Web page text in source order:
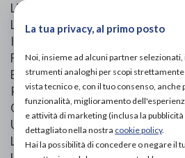
Light Vengono Utilizzati Come
La Terapia Decongestionante. I
Indossare Grazie Alla Fodera
Fissaggio). Le Chiusure A
Essere Regolate Dal Paziente
Personalizzato, Anche In Caso
Circonferenza Durante L Terapia.
Utilizzo Aumenta La Compliance
Li Supporta In Caso Di Terapia In
La tua privacy, al primo posto
Noi, insieme ad alcuni partner
strumenti analoghi per scopi
vista tecnico e, con il tuo consenso, anche
funzionalità, miglioramento
e attività di marketing (inclusa la
dettagliato nella nostra cookie policy.
Hai la possibilità di concedere o negare il